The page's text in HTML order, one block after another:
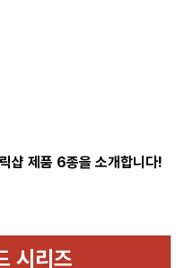
샵 제품 6종을 소개합니다!
시리즈